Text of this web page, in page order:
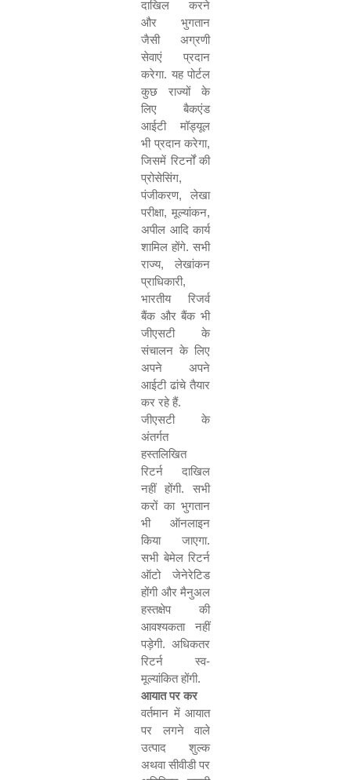
दाखिल करने
और भुगतान
जैसी अग्रणी
सेवाएं प्रदान
करेगा. यह पोर्टल
कुछ राज्यों के
लिए बैकएंड
आईटी मॉड्यूल
भी प्रदान करेगा,
जिसमें रिटर्नों की
प्रोसेसिंग,
पंजीकरण, लेखा
परीक्षा, मूल्यांकन,
अपील आदि कार्य
शामिल होंगे. सभी
राज्य, लेखांकन
प्राधिकारी,
भारतीय रिजर्व
बैंक और बैंक भी
जीएसटी के
संचालन के लिए
अपने अपने
आईटी ढांचे तैयार
कर रहे हैं.
जीएसटी के
अंतर्गत
हस्तलिखित
रिटर्न दाखिल
नहीं होंगी. सभी
करों का भुगतान
भी ऑनलाइन
किया जाएगा.
सभी बेमेल रिटर्न
ऑटो जेनेरेटिड
होंगी और मैनुअल
हस्तक्षेप की
आवश्यकता नहीं
पड़ेगी. अधिकतर
रिटर्न स्व-
मूल्यांकित होंगी.
आयात पर कर
वर्तमान में आयात
पर लगने वाले
उत्पाद शुल्क
अथवा सीवीडी पर